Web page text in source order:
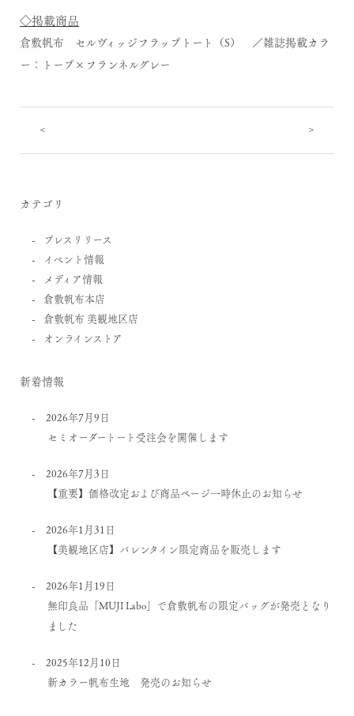
◇掲載商品
倉敷帆布 セルヴィッジフラップトート（S）
／雑誌掲載カラ
ー：トープ×フランネルグレー
< >
カテゴリ
プレスリリース
イベント情報
メディア情報
倉敷帆布本店
倉敷帆布 美観地区店
オンラインストア
新着情報
2026年7月9日
セミオーダートート受注会を開催します
2026年7月3日
【重要】価格改定および商品ページ一時休止のお知らせ
2026年1月31日
【美観地区店】バレンタイン限定商品を販売します
2026年1月19日
無印良品「MUJI Labo」で倉敷帆布の限定バッグが発売となり
ました
2025年12月10日
新カラー帆布生地 発売のお知らせ